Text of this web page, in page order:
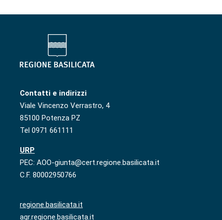
Contatti e indirizzi
Viale Vincenzo Verrastro, 4
85100 Potenza PZ
Tel 0971 661111
URP
PEC: AOO-giunta@cert.regione.basilicata.it
C.F. 80002950766
regione.basilicata.it
agr.regione.basilicata.it